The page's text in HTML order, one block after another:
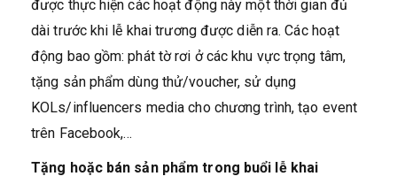
được thực hiện các hoạt động này một thời gian đủ
dài trước khi lễ khai trương được diễn ra. Các hoạt
động bao gồm: phát tờ rơi ở các khu vực trọng tâm,
tặng sản phẩm dùng thử/voucher, sử dụng
KOLs/influencers media cho chương trình, tạo event
trên Facebook,…
Tặng hoặc bán sản phẩm trong buổi lễ khai